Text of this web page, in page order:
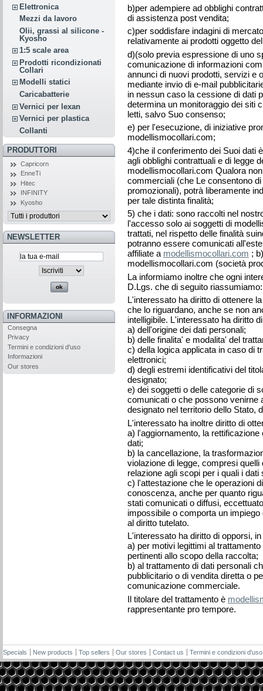
Elettronica
Mezzi da lavoro
Olii, grassi al silicone -
Kyosho
1:5 scale area
Prodotti ricondizionati
Collari
Modelli statici
Caricabatterie
Vernici per lexan
Vernici per plastica
Collanti
PRODUTTORI
Capricorn
EnneTi
Hitec
INFINITY
Kyosho
NEWSLETTER
INFORMAZIONI
Consegna
Privacy
Termini e condizioni d'uso
Informazioni
Our stores
b)per adempiere ad obblighi
di assistenza post vendita;
c)per soddisfare indagini di
relativamente ai prodotti oggetto
d)(solo previa espressione di uno
comunicazione di informazioni
annunci di nuovi prodotti, servizi e
mediante invio di e-mail
in nessun caso la cessione di dati
determina un monitoraggio dei siti
letti, salvo Suo consenso;
e) per l'esecuzione, di iniziative
modellismocollari.com ;
4)che il conferimento dei Suoi dati
agli obblighi contrattuali e di legge
modellismocollari .com Qualora
commerciali (che Le consentono
promozionali), potrà liberamente
per tale distinta finalità;
5) che i dati: sono raccolti nel
l'accesso solo ai soggetti di
trattati, nel rispetto delle finalità
potranno essere comunicati
affiliate a modellismocollari.com ;
modellismocollari.com (società
La informiamo inoltre che ogni
D.Lgs. che di seguito riassumiamo:
L'interessato ha diritto di ottenere
che lo riguardano, anche se non
intelligibile. L'interessato ha diritto
a) dell'origine dei dati personali;
b) delle finalita' e modalita' del
c) della logica applicata in caso di
elettronici;
d) degli estremi identificativi del
designato;
e) dei soggetti o delle categorie di
comunicati o che possono venirne
designato nel territorio dello Stato,
L'interessato ha inoltre diritto di
a) l'aggiornamento, la
dati;
b) la cancellazione, la
violazione di legge, compresi
relazione agli scopi per i quali i
c) l'attestazione che le operazioni
conoscenza, anche per quanto
stati comunicati o diffusi,
impossibile o comporta un
al diritto tutelato.
L'interessato ha diritto di opporsi,
a) per motivi legittimi al
pertinenti allo scopo della raccolta;
b) al trattamento di dati personali
pubblicitario o di vendita diretta o
comunicazione commerciale.
Il titolare del trattamento è
rappresentante pro tempore.
Specials New products Top sellers Our stores Contact us Termini e condizioni d'uso